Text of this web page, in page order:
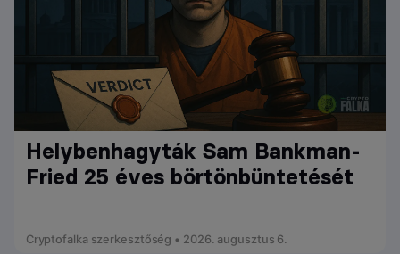
Helybenhagyták Sam Bankman-
Fried 25 éves börtönbüntetését
Cryptofalka szerkesztőség • 2026. augusztus 6.